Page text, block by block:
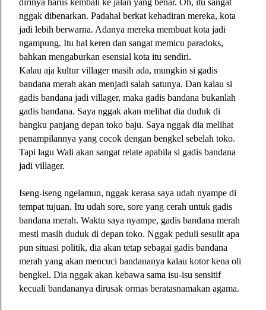
dirinya harus kembali ke jalan yang benar. Oh, itu sangat
nggak dibenarkan. Padahal berkat kehadiran mereka, kota
jadi lebih berwarna. Adanya mereka membuat kota jadi
ngampung. Itu hal keren dan sangat memicu paradoks,
bahkan mengaburkan esensial kota itu sendiri.
Kalau aja kultur villager masih ada, mungkin si gadis
bandana merah akan menjadi salah satunya. Dan kalau si
gadis bandana jadi villager, maka gadis bandana bukanlah
gadis bandana. Saya nggak akan melihat dia duduk di
bangku panjang depan toko baju. Saya nggak dia melihat
penampilannya yang cocok dengan bengkel sebelah toko.
Tapi lagu Wali akan sangat relate apabila si gadis bandana
jadi villager.
Iseng-iseng ngelamun, nggak kerasa saya udah nyampe di
tempat tujuan. Itu udah sore, sore yang cerah untuk gadis
bandana merah. Waktu saya nyampe, gadis bandana merah
mesti masih duduk di depan toko. Nggak peduli sesulit apa
pun situasi politik, dia akan tetap sebagai gadis bandana
merah yang akan mencuci bandananya kalau kotor kena oli
bengkel. Dia nggak akan kebawa sama isu-isu sensitif
kecuali bandananya dirusak ormas beratasnamakan agama.